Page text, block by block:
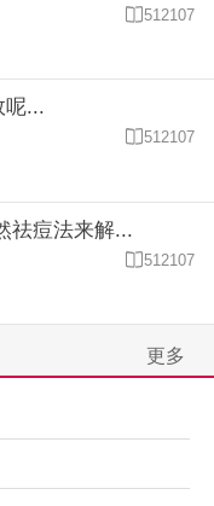
512107
呢...
512107
祛痘法来解...
512107
更多